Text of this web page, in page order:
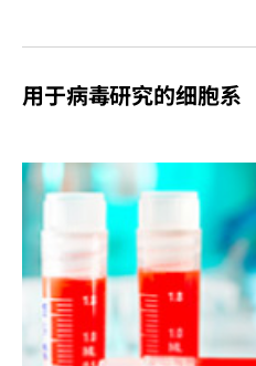
用于病毒研究的细胞系